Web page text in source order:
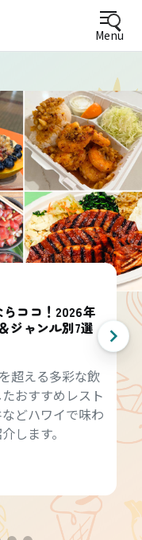
Menu
ココ！2026年
ジャンル別7選
超える多彩な飲
おすすめレスト
どハワイで味わ
します。